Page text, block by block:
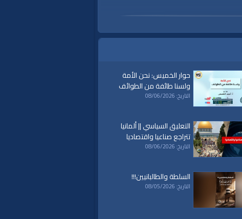
حوار الخميس: نحن الأمة
ولسنا طائفة من الطوائف
التاريخ: 08/06/2026
التعليق السياسي || ألمانيا
تتراجع صناعيا واقتصاديا
التاريخ: 08/06/2026
السلطة والطالبانيين!!!
التاريخ: 08/05/2026